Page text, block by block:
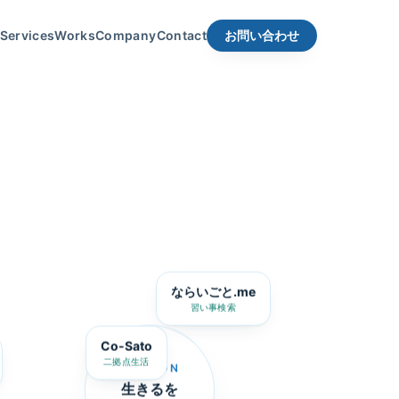
ServicesWorksCompanyContact お問い合わせ
MISSION
生きるを
Co-Sato
二拠点生活
ならいごと.me
習い事検索